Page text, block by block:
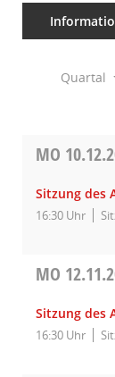
Quartal
MO
Sitzung des
16:30 Uhr
MO
Sitzung des
16:30 Uhr